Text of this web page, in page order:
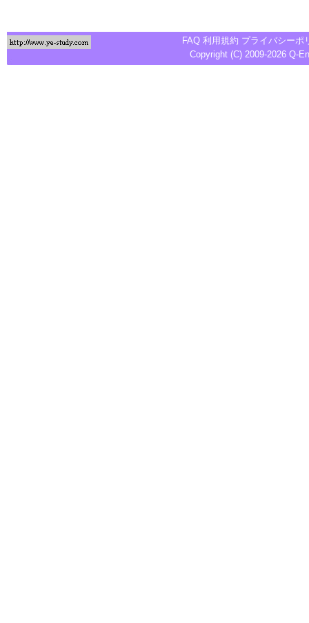
FAQ 利用規約 プライバシーポ
Copyright (C) 2009-2026 Q-